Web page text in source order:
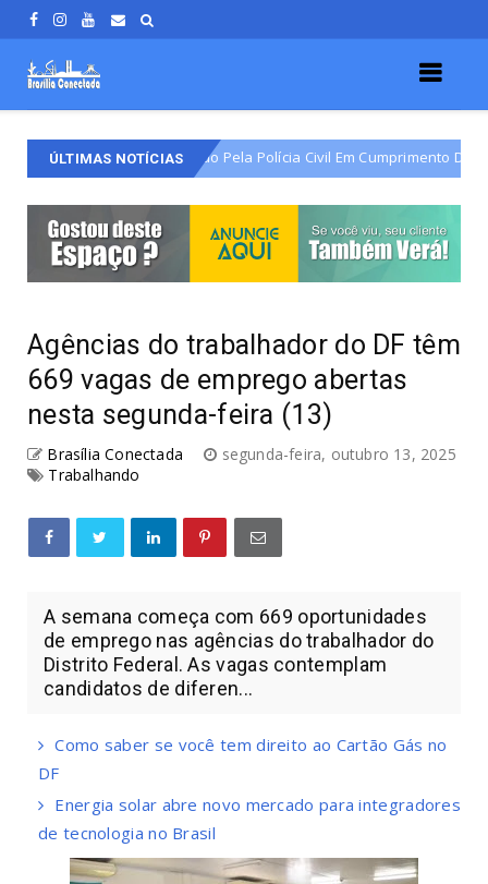
ÚLTIMAS NOTÍCIAS
Varjão É Detido Pela Polícia Civil Em Cumprimento De Mandado De
Agências do trabalhador do DF têm
669 vagas de emprego abertas
nesta segunda-feira (13)
Brasília Conectada
segunda-feira, outubro 13, 2025
Trabalhando
A semana começa com 669 oportunidades
de emprego nas agências do trabalhador do
Distrito Federal. As vagas contemplam
candidatos de diferen...
Como saber se você tem direito ao Cartão Gás no
DF
Energia solar abre novo mercado para integradores
de tecnologia no Brasil